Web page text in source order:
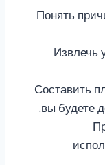
Понять
Извлечь
Составить
вы будете